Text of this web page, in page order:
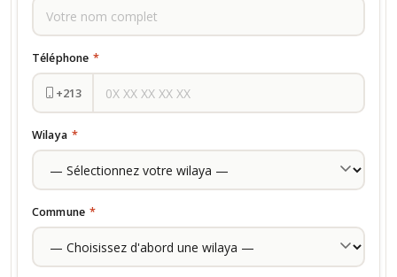
Téléphone *
+213
Wilaya *
Commune *